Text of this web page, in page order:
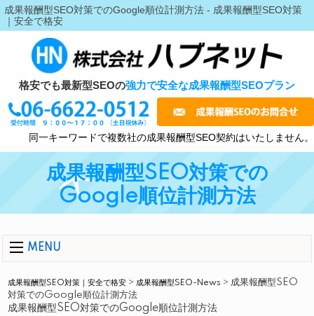
成果報酬型SEO対策でのGoogle順位計測方法 - 成果報酬型SEO対策
｜安全で格安
格安でも最新型SEOの強力で安全な成果報酬型SEOプラン
同一キーワードで複数社の成果報酬型SEO契約はいたしません。
成果報酬型SEO対策での
Google順位計測方法
MENU
成果報酬型SEO対策｜安全で格安 > 成果報酬型SEO-News > 成果報酬型SEO
対策でのGoogle順位計測方法
成果報酬型SEO対策でのGoogle順位計測方法